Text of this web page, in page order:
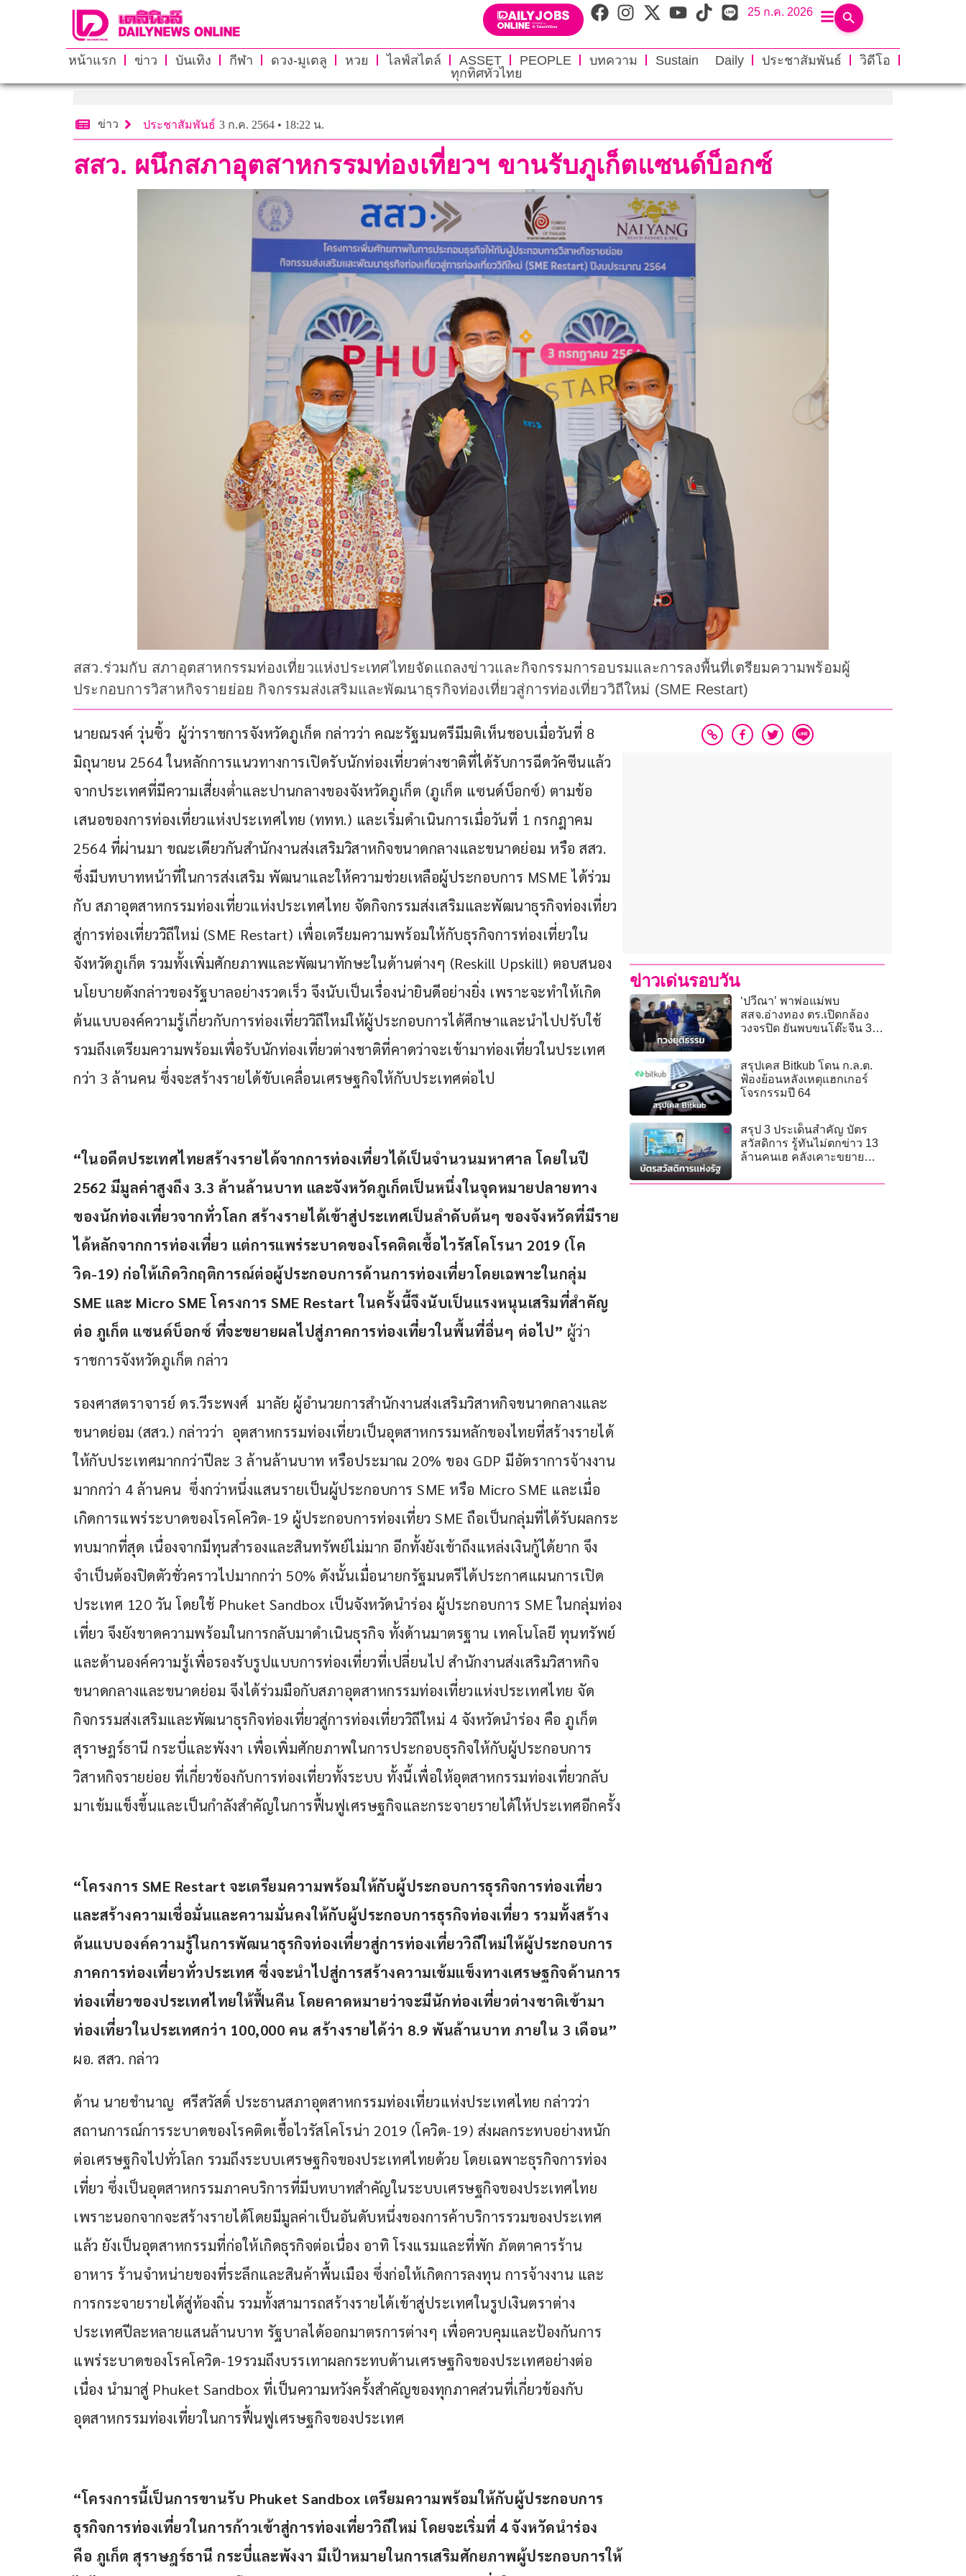
25 ก.ค. 2026
หน้าแรก ข่าว บันเทิง กีฬา ดวง-มูเตลู หวย ไลฟ์สไตล์ ASSET PEOPLE บทความ Sustain Daily ประชาสัมพันธ์
วิดีโอ
ทุกทิศทั่วไทย
ข่าว ประชาสัมพันธ์ 3 ก.ค. 2564 • 18:22 น.
สสว. ผนึกสภาอุตสาหกรรมท่องเที่ยวฯ ขานรับภูเก็ตแซนด์บ็อกซ์
สสว.ร่วมกับ สภาอุตสาหกรรมท่องเที่ยวแห่งประเทศไทยจัดแถลงข่าวและกิจกรรมการอบรมและการลงพื้นที่เตรียมความพร้อมผู้
ประกอบการวิสาหกิจรายย่อย กิจกรรมส่งเสริมและพัฒนาธุรกิจท่องเที่ยวสู่การท่องเที่ยววิถีใหม่ (SME Restart)
นายณรงค์ วุ่นซิ้ว  ผู้ว่าราชการจังหวัดภูเก็ต กล่าวว่า คณะรัฐมนตรีมีมติเห็นชอบเมื่อวันที่ 8
มิถุนายน 2564 ในหลักการแนวทางการเปิดรับนักท่องเที่ยวต่างชาติที่ได้รับการฉีดวัคซีนแล้ว
จากประเทศที่มีความเสี่ยงต่ำและปานกลางของจังหวัดภูเก็ต (ภูเก็ต แซนด์บ็อกซ์) ตามข้อ
เสนอของการท่องเที่ยวแห่งประเทศไทย (ททท.) และเริ่มดำเนินการเมื่อวันที่ 1 กรกฎาคม
2564 ที่ผ่านมา ขณะเดียวกันสำนักงานส่งเสริมวิสาหกิจขนาดกลางและขนาดย่อม หรือ สสว.
ซึ่งมีบทบาทหน้าที่ในการส่งเสริม พัฒนาและให้ความช่วยเหลือผู้ประกอบการ MSME ได้ร่วม
กับ สภาอุตสาหกรรมท่องเที่ยวแห่งประเทศไทย จัดกิจกรรมส่งเสริมและพัฒนาธุรกิจท่องเที่ยว
สู่การท่องเที่ยววิถีใหม่ (SME Restart) เพื่อเตรียมความพร้อมให้กับธุรกิจการท่องเที่ยวใน
จังหวัดภูเก็ต รวมทั้งเพิ่มศักยภาพและพัฒนาทักษะในด้านต่างๆ (Reskill Upskill) ตอบสนอง
นโยบายดังกล่าวของรัฐบาลอย่างรวดเร็ว จึงนับเป็นเรื่องน่ายินดีอย่างยิ่ง เพราะจะทำให้เกิด
ต้นแบบองค์ความรู้เกี่ยวกับการท่องเที่ยววิถีใหม่ให้ผู้ประกอบการได้ศึกษาและนำไปปรับใช้
รวมถึงเตรียมความพร้อมเพื่อรับนักท่องเที่ยวต่างชาติที่คาดว่าจะเข้ามาท่องเที่ยวในประเทศ
กว่า 3 ล้านคน ซึ่งจะสร้างรายได้ขับเคลื่อนเศรษฐกิจให้กับประเทศต่อไป
“ในอดีตประเทศไทยสร้างรายได้จากการท่องเที่ยวได้เป็นจำนวนมหาศาล โดยในปี
2562 มีมูลค่าสูงถึง 3.3 ล้านล้านบาท และจังหวัดภูเก็ตเป็นหนึ่งในจุดหมายปลายทาง
ของนักท่องเที่ยวจากทั่วโลก สร้างรายได้เข้าสู่ประเทศเป็นลำดับต้นๆ ของจังหวัดที่มีราย
ได้หลักจากการท่องเที่ยว แต่การแพร่ระบาดของโรคติดเชื้อไวรัสโคโรนา 2019 (โค
วิด-19) ก่อให้เกิดวิกฤติการณ์ต่อผู้ประกอบการด้านการท่องเที่ยวโดยเฉพาะในกลุ่ม
SME และ Micro SME โครงการ SME Restart ในครั้งนี้จึงนับเป็นแรงหนุนเสริมที่สำคัญ
ต่อ ภูเก็ต แซนด์บ็อกซ์ ที่จะขยายผลไปสู่ภาคการท่องเที่ยวในพื้นที่อื่นๆ ต่อไป” ผู้ว่า
ราชการจังหวัดภูเก็ต กล่าว
รองศาสตราจารย์ ดร.วีระพงศ์  มาลัย ผู้อำนวยการสำนักงานส่งเสริมวิสาหกิจขนาดกลางและ
ขนาดย่อม (สสว.) กล่าวว่า  อุตสาหกรรมท่องเที่ยวเป็นอุตสาหกรรมหลักของไทยที่สร้างรายได้
ให้กับประเทศมากกว่าปีละ 3 ล้านล้านบาท หรือประมาณ 20% ของ GDP มีอัตราการจ้างงาน
มากกว่า 4 ล้านคน  ซึ่งกว่าหนึ่งแสนรายเป็นผู้ประกอบการ SME หรือ Micro SME และเมื่อ
เกิดการแพร่ระบาดของโรคโควิด-19 ผู้ประกอบการท่องเที่ยว SME ถือเป็นกลุ่มที่ได้รับผลกระ
ทบมากที่สุด เนื่องจากมีทุนสำรองและสินทรัพย์ไม่มาก อีกทั้งยังเข้าถึงแหล่งเงินกู้ได้ยาก จึง
จำเป็นต้องปิดตัวชั่วคราวไปมากกว่า 50% ดังนั้นเมื่อนายกรัฐมนตรีได้ประกาศแผนการเปิด
ประเทศ 120 วัน โดยใช้ Phuket Sandbox เป็นจังหวัดนำร่อง ผู้ประกอบการ SME ในกลุ่มท่อง
เที่ยว จึงยังขาดความพร้อมในการกลับมาดำเนินธุรกิจ ทั้งด้านมาตรฐาน เทคโนโลยี ทุนทรัพย์
และด้านองค์ความรู้เพื่อรองรับรูปแบบการท่องเที่ยวที่เปลี่ยนไป สำนักงานส่งเสริมวิสาหกิจ
ขนาดกลางและขนาดย่อม จึงได้ร่วมมือกับสภาอุตสาหกรรมท่องเที่ยวแห่งประเทศไทย จัด
กิจกรรมส่งเสริมและพัฒนาธุรกิจท่องเที่ยวสู่การท่องเที่ยววิถีใหม่ 4 จังหวัดนำร่อง คือ ภูเก็ต
สุราษฎร์ธานี กระบี่และพังงา เพื่อเพิ่มศักยภาพในการประกอบธุรกิจให้กับผู้ประกอบการ
วิสาหกิจรายย่อย ที่เกี่ยวข้องกับการท่องเที่ยวทั้งระบบ ทั้งนี้เพื่อให้อุตสาหกรรมท่องเที่ยวกลับ
มาเข้มแข็งขึ้นและเป็นกำลังสำคัญในการฟื้นฟูเศรษฐกิจและกระจายรายได้ให้ประเทศอีกครั้ง
“โครงการ SME Restart จะเตรียมความพร้อมให้กับผู้ประกอบการธุรกิจการท่องเที่ยว
และสร้างความเชื่อมั่นและความมั่นคงให้กับผู้ประกอบการธุรกิจท่องเที่ยว รวมทั้งสร้าง
ต้นแบบองค์ความรู้ในการพัฒนาธุรกิจท่องเที่ยวสู่การท่องเที่ยววิถีใหม่ให้ผู้ประกอบการ
ภาคการท่องเที่ยวทั่วประเทศ ซึ่งจะนำไปสู่การสร้างความเข้มแข็งทางเศรษฐกิจด้านการ
ท่องเที่ยวของประเทศไทยให้ฟื้นคืน โดยคาดหมายว่าจะมีนักท่องเที่ยวต่างชาติเข้ามา
ท่องเที่ยวในประเทศกว่า 100,000 คน สร้างรายได้ว่า 8.9 พันล้านบาท ภายใน 3 เดือน”
ผอ. สสว. กล่าว
ด้าน นายชำนาญ  ศรีสวัสดิ์ ประธานสภาอุตสาหกรรมท่องเที่ยวแห่งประเทศไทย กล่าวว่า
สถานการณ์การระบาดของโรคติดเชื้อไวรัสโคโรน่า 2019 (โควิด-19) ส่งผลกระทบอย่างหนัก
ต่อเศรษฐกิจไปทั่วโลก รวมถึงระบบเศรษฐกิจของประเทศไทยด้วย โดยเฉพาะธุรกิจการท่อง
เที่ยว ซึ่งเป็นอุตสาหกรรมภาคบริการที่มีบทบาทสำคัญในระบบเศรษฐกิจของประเทศไทย
เพราะนอกจากจะสร้างรายได้โดยมีมูลค่าเป็นอันดับหนึ่งของการค้าบริการรวมของประเทศ
แล้ว ยังเป็นอุตสาหกรรมที่ก่อให้เกิดธุรกิจต่อเนื่อง อาทิ โรงแรมและที่พัก ภัตตาคารร้าน
อาหาร ร้านจำหน่ายของที่ระลึกและสินค้าพื้นเมือง ซึ่งก่อให้เกิดการลงทุน การจ้างงาน และ
การกระจายรายได้สู่ท้องถิ่น รวมทั้งสามารถสร้างรายได้เข้าสู่ประเทศในรูปเงินตราต่าง
ประเทศปีละหลายแสนล้านบาท รัฐบาลได้ออกมาตรการต่างๆ เพื่อควบคุมและป้องกันการ
แพร่ระบาดของโรคโควิด-19รวมถึงบรรเทาผลกระทบด้านเศรษฐกิจของประเทศอย่างต่อ
เนื่อง นำมาสู่ Phuket Sandbox ที่เป็นความหวังครั้งสำคัญของทุกภาคส่วนที่เกี่ยวข้องกับ
อุตสาหกรรมท่องเที่ยวในการฟื้นฟูเศรษฐกิจของประเทศ
“โครงการนี้เป็นการขานรับ Phuket Sandbox เตรียมความพร้อมให้กับผู้ประกอบการ
ธุรกิจการท่องเที่ยวในการก้าวเข้าสู่การท่องเที่ยววิถีใหม่ โดยจะเริ่มที่ 4 จังหวัดนำร่อง
คือ ภูเก็ต สุราษฎร์ธานี กระบี่และพังงา มีเป้าหมายในการเสริมศักยภาพผู้ประกอบการให้
ข่าวเด่นรอบวัน
‘ปวีณา’ พาพ่อแม่พบ
สสจ.อ่างทอง ตร.เปิดกล้อง
วงจรปิด ยันพบขนโต๊ะจีน 3
สรุปเคส Bitkub โดน ก.ล.ต.
ฟ้องย้อนหลังเหตุแฮกเกอร์
โจรกรรมปี 64
สรุป 3 ประเด็นสำคัญ บัตร
สวัสดิการ รู้ทันไม่ตกข่าว 13
ล้านคนเฮ คลังเคาะขยาย